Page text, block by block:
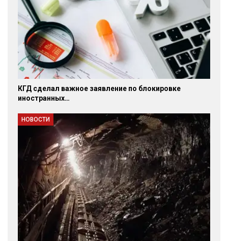
КГД сделал важное заявление по блокировке
иностранных…
НОВОСТИ